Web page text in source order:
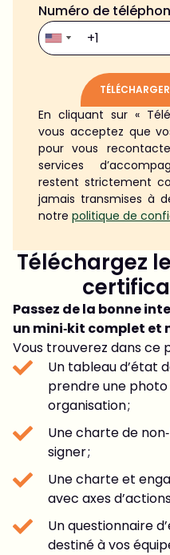
Téléchargez le
Passez de la bonne
un mini‑kit complet et
Vous trouverez dans ce
Un tableau d’état
prendre une
organisation ;
Une charte de
signer ;
Une charte et
avec axes
Un questionnaire
destiné à vos
Numéro de
Alternative:
En cliquant sur «
vous acceptez que
pour vous
services
restent strictement
jamais transmises à
notre politique de